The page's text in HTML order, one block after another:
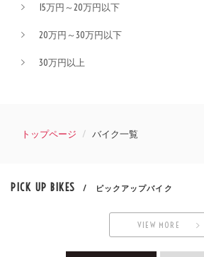
15万円～20万円以下
20万円～30万円以下
30万円以上
トップページ バイク一覧
PICK UP BIKES / ピックアップバイク
VIEW MORE